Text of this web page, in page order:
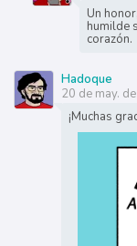
Un
humilde
corazón.
Hadoque
20 de may.
¡Muchas